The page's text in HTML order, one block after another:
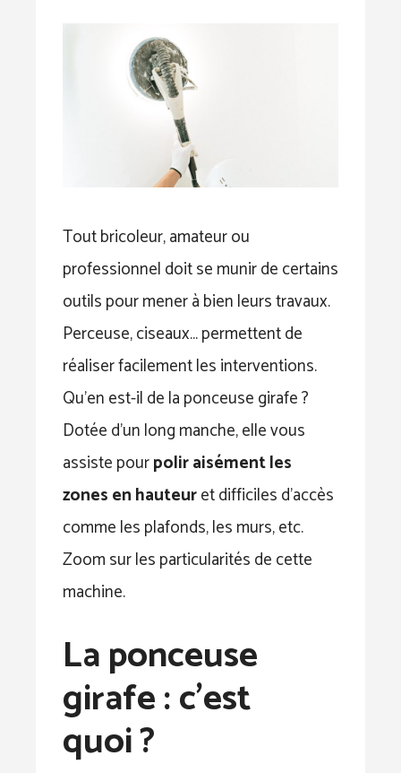
Tout bricoleur, amateur ou
professionnel doit se munir de certains
outils pour mener à bien leurs travaux.
Perceuse, ciseaux… permettent de
réaliser facilement les interventions.
Qu’en est-il de la ponceuse girafe ?
Dotée d’un long manche, elle vous
assiste pourpolir aisément les
zones en hauteuret difficiles d’accès
comme les plafonds, les murs, etc.
Zoom sur les particularités de cette
machine.
La ponceuse
girafe : c’est
quoi ?